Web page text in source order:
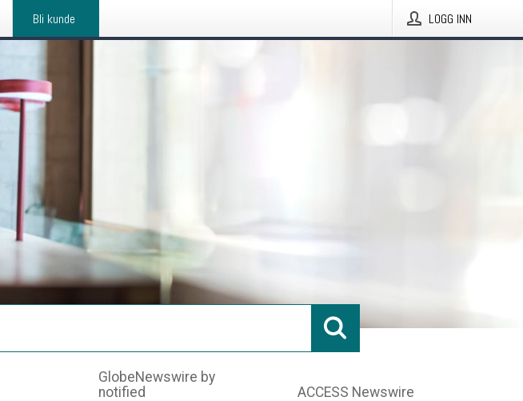
Bli kunde LOGG INN
GlobeNewswire by
notified
ACCESS Newswire